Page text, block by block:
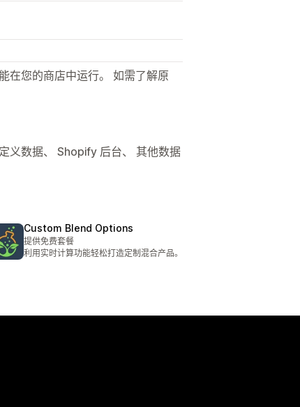
在您的商店中运行。 如需了解原
义数据、 Shopify 后台、 其他数据
Custom Blend Options
提供免费套餐
利用实时计算功能轻松打造定制混合产品。